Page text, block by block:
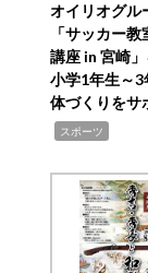
オイリオグル
「サッカー
講座 in 宮崎
小学1年生～3
体づくりをサ
スポーツ